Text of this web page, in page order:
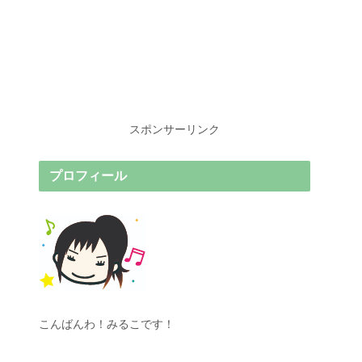
スポンサーリンク
プロフィール
こんばんわ！みるこです！